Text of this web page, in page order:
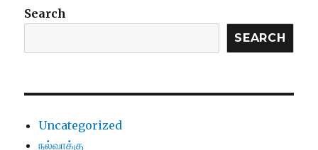
Search
SEARCH
Uncategorized
நல்வாக்கு